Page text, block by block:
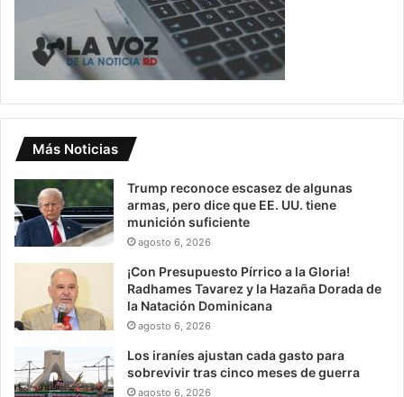
Más Noticias
Trump reconoce escasez de algunas
armas, pero dice que EE. UU. tiene
munición suficiente
agosto 6, 2026
¡Con Presupuesto Pírrico a la Gloria!
Radhames Tavarez y la Hazaña Dorada de
la Natación Dominicana
agosto 6, 2026
Los iraníes ajustan cada gasto para
sobrevivir tras cinco meses de guerra
agosto 6, 2026